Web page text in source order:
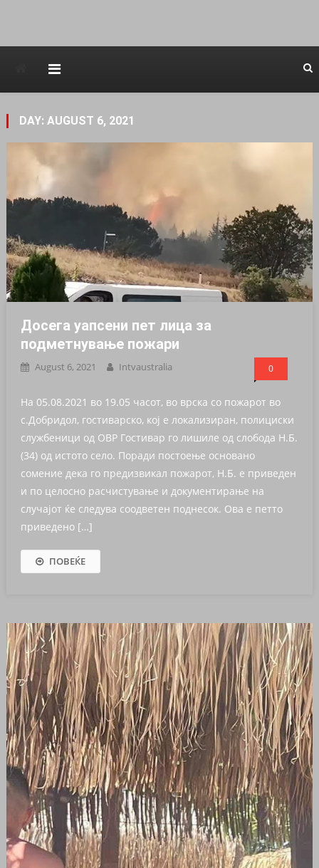
DAY: AUGUST 6, 2021
Досега уапceни пет лица за
подметнување пожари
August 6, 2021 Intvaustralia 0
На 05.08.2021 во 19.05 часот, во врска со пожарот во
с.Добридол, гостиварско, кој е локализиран, полициски
службеници од ОВР Гостивар го лишиле од слобода Н.Б.
(34) од истото село. Поради постоење основано
сомение дека го предизвикал пожарот, Н.Б. е приведен
и по целосно расчистување и документирање на
случајот ќе следува соодветен поднесок. Ова е петто
приведено […]
ПОВЕЌЕ